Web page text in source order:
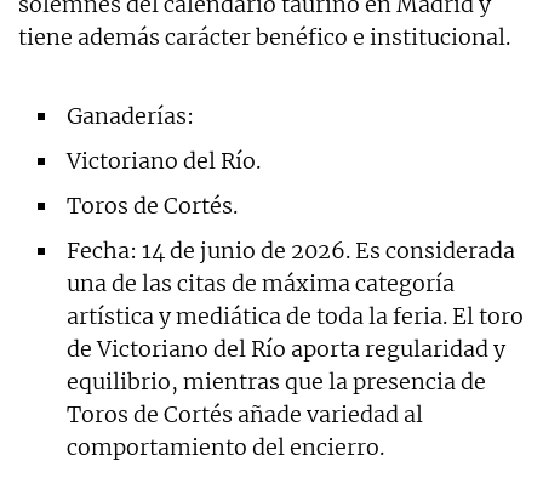
tiene además carácter benéfico e institucional.
Ganaderías:
Victoriano del Río.
Toros de Cortés.
Fecha: 14 de junio de 2026. Es considerada
una de las citas de máxima categoría
artística y mediática de toda la feria. El toro
de Victoriano del Río aporta regularidad y
equilibrio, mientras que la presencia de
Toros de Cortés añade variedad al
comportamiento del encierro.